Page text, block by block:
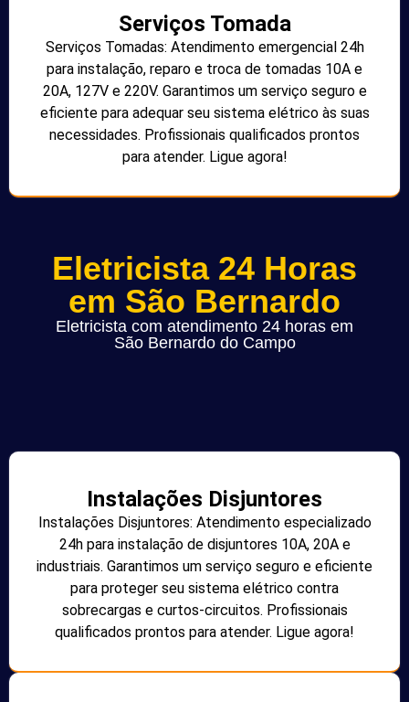
Serviços Tomada
Serviços Tomadas: Atendimento emergencial 24h
para instalação, reparo e troca de tomadas 10A e
20A, 127V e 220V. Garantimos um serviço seguro e
eficiente para adequar seu sistema elétrico às suas
necessidades. Profissionais qualificados prontos
para atender. Ligue agora!
Eletricista 24 Horas
em São Bernardo
Eletricista com atendimento 24 horas em
São Bernardo do Campo
Instalações Disjuntores
Instalações Disjuntores: Atendimento especializado
24h para instalação de disjuntores 10A, 20A e
industriais. Garantimos um serviço seguro e eficiente
para proteger seu sistema elétrico contra
sobrecargas e curtos-circuitos. Profissionais
qualificados prontos para atender. Ligue agora!